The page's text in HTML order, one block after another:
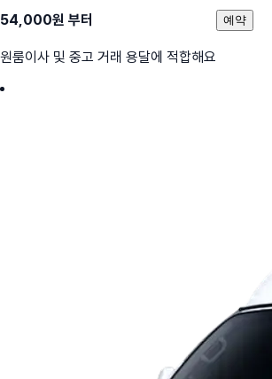
54,000원 부터
원룸이사 및 중고 거래 용달에 적합해요
예약